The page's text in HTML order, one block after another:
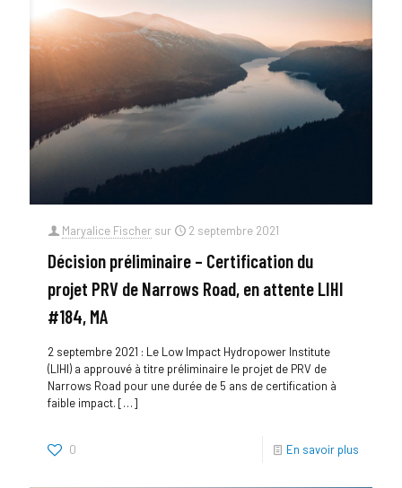
Maryalice Fischer sur 2 septembre 2021
Décision préliminaire – Certification du
projet PRV de Narrows Road, en attente LIHI
#184, MA
2 septembre 2021 : Le Low Impact Hydropower Institute
(LIHI) a approuvé à titre préliminaire le projet de PRV de
Narrows Road pour une durée de 5 ans de certification à
faible impact. […]
0 En savoir plus